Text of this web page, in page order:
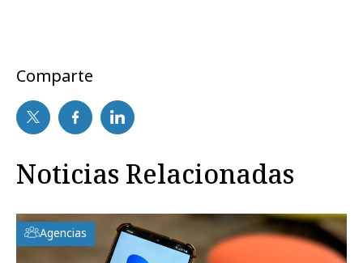
Comparte
Noticias Relacionadas
Agencias